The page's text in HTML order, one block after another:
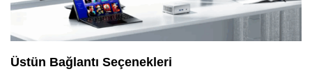
Üstün Bağlantı Seçenekleri